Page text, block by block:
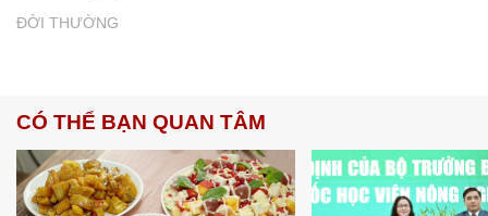
ĐỜI THƯỜNG
CÓ THỂ BẠN QUAN TÂM